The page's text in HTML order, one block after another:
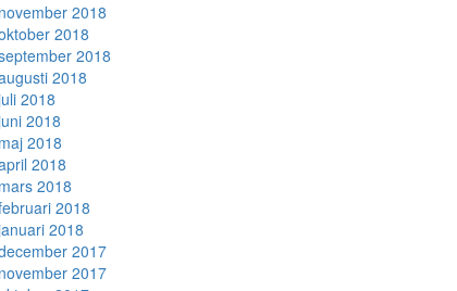
november 2018
2018
2018
2018
2018
2018
maj 2018
2018
mars 2018
2018
2018
2017
november 2017